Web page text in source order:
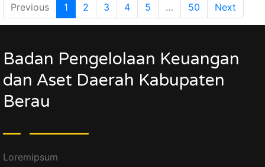
Previous
1 2 3 4 5 … 50 Next
Badan Pengelolaan Keuangan
dan Aset Daerah Kabupaten
Berau
Loremipsum